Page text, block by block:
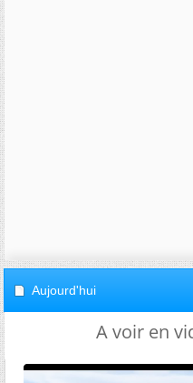
Aujourd'hui
A voir en